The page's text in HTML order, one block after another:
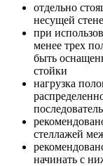
отдельно
несущей стене
при
менее трех
быть
стойки
нагрузка
стеллажей
начинать с